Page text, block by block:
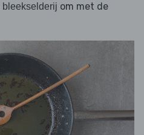
bleekselderij om met de